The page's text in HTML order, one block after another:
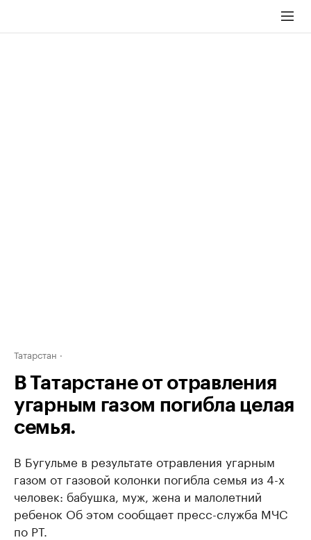
Татарстан
В Татарстане от отравления
угарным газом погибла целая
семья.
В Бугульме в результате отравления угарным
газом от газовой колонки погибла семья из 4-х
человек: бабушка, муж, жена и малолетний
ребенок Об этом сообщает пресс-служба МЧС
по РТ.